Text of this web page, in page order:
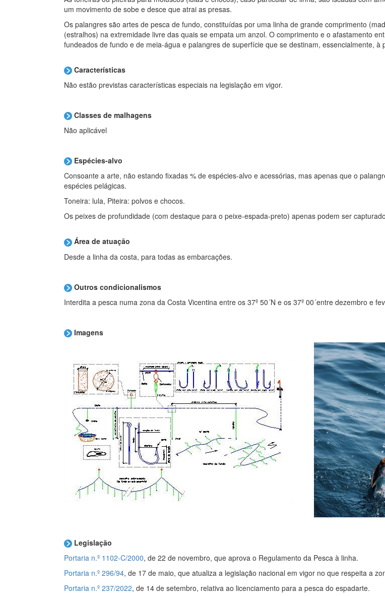
um movimento de sobe e desce que atrai as presas.
Os palangres são artes de pesca de fundo, constituídas por uma linha de grande comprimento
(estralhos) na extremidade livre das quais se empata um anzol. O comprimento e o afastamento
fundeados de fundo e de meia-água e palangres de superfície que se destinam, essencialmente,
Características
Não estão previstas características especiais na legislação em vigor.
Classes de malhagens
Não aplicável
Espécies-alvo
Consoante a arte, não estando fixadas % de espécies-alvo e acessórias, mas apenas que o
espécies pelágicas.
Toneira: lula, Piteira: polvos e chocos.
Os peixes de profundidade (com destaque para o peixe-espada-preto) apenas podem ser
Área de atuação
Desde a linha da costa, para todas as embarcações.
Outros condicionalismos
Interdita a pesca numa zona da Costa Vicentina entre os 37º 50´N e os 37º 00´entre dezembro e
Imagens
Legislação
Portaria n.º 1102-C/2000, de 22 de novembro, que aprova o Regulamento da Pesca à linha.
Portaria n.º 296/94, de 17 de maio, que atualiza a legislação nacional em vigor no que respeita a
Portaria n.º 237/2022, de 14 de setembro, relativa ao licenciamento para a pesca do espadarte.